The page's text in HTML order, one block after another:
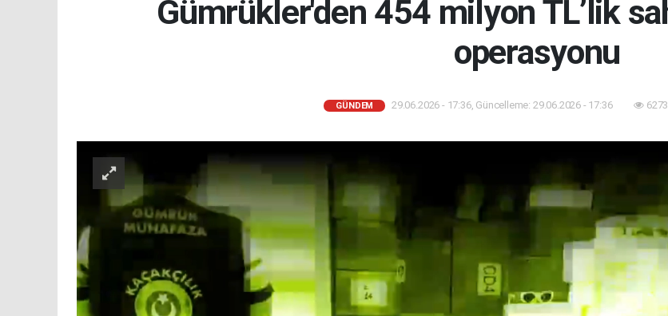
Gümrükler'den 454 milyon TL’lik
operasyonu
GÜNDEM 29.06.2026 - 17:36, Güncelleme: 29.06.2026 - 17:36